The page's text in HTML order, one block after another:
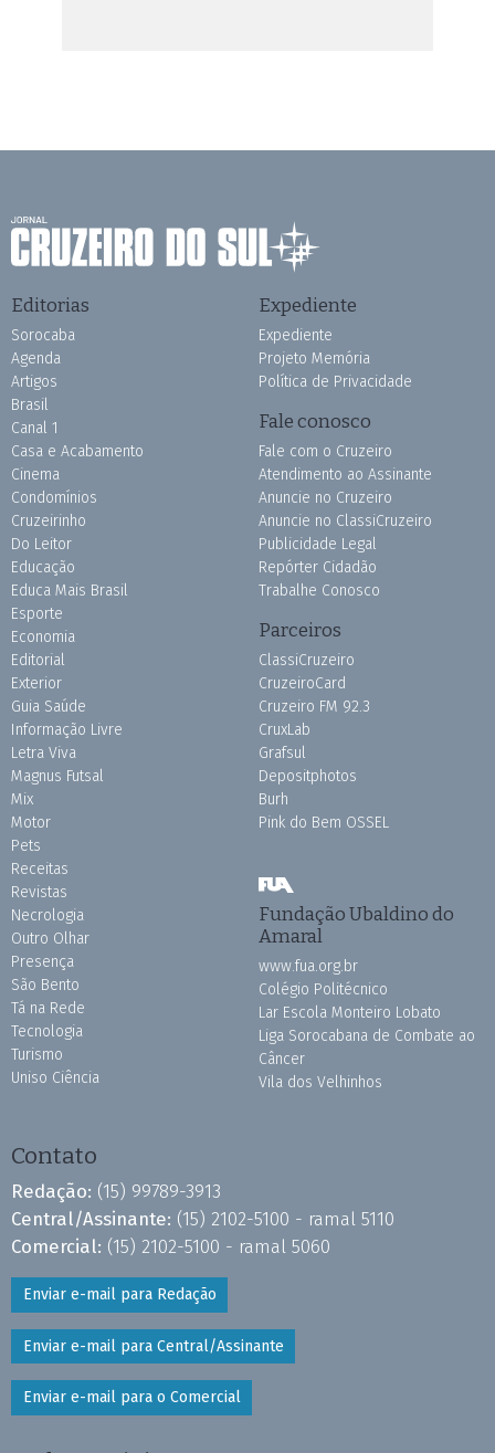
Editorias
Sorocaba
Agenda
Artigos
Brasil
Canal 1
Casa e Acabamento
Cinema
Condomínios
Cruzeirinho
Do Leitor
Educação
Educa Mais Brasil
Esporte
Economia
Editorial
Exterior
Guia Saúde
Informação Livre
Letra Viva
Magnus Futsal
Mix
Motor
Pets
Receitas
Revistas
Necrologia
Outro Olhar
Presença
São Bento
Tá na Rede
Tecnologia
Turismo
Uniso Ciência
Expediente
Expediente
Projeto Memória
Política de Privacidade
Fale conosco
Fale com o Cruzeiro
Atendimento ao Assinante
Anuncie no Cruzeiro
Anuncie no ClassiCruzeiro
Publicidade Legal
Repórter Cidadão
Trabalhe Conosco
Parceiros
ClassiCruzeiro
CruzeiroCard
Cruzeiro FM 92.3
CruxLab
Grafsul
Depositphotos
Burh
Pink do Bem OSSEL
Fundação Ubaldino do
Amaral
www.fua.org.br
Colégio Politécnico
Lar Escola Monteiro Lobato
Liga Sorocabana de Combate ao
Câncer
Vila dos Velhinhos
Contato
Redação: (15) 99789-3913
Central/Assinante: (15) 2102-5100 - ramal 5110
Comercial: (15) 2102-5100 - ramal 5060
Enviar e-mail para Redação
Enviar e-mail para Central/Assinante
Enviar e-mail para o Comercial